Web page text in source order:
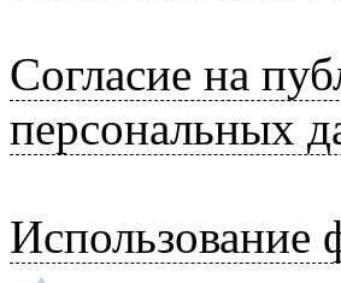
Согласие на
персональных
Использование